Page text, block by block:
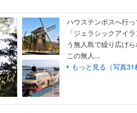
ハウステンボスへ行
「ジェラシックアイ
う無人島で繰り広げ
この無人...
もっと見る（写真31